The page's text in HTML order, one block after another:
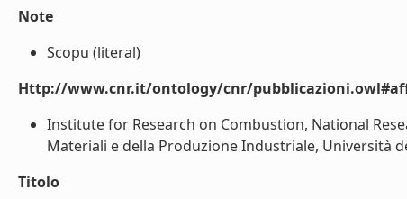
Note
Scopu (literal)
Http://www.cnr.it/ontology/cnr/
Institute for Research on Combustion, National
Materiali e della Produzione Industriale, Università
Titolo